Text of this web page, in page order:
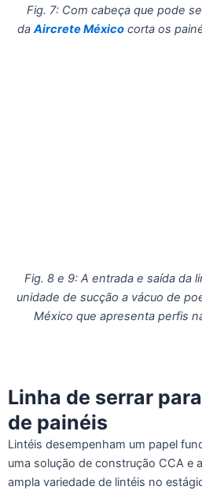
Fig. 7: Com cabeça que pode
daAircrete México corta os
Fig. 8 e 9: A entrada e saída da
unidade de sucção a vácuo de
México que apresenta perfis
Linha de serrar
de painéis
Lintéis desempenham um papel
uma solução de construção CCA e
ampla variedade de lintéis no